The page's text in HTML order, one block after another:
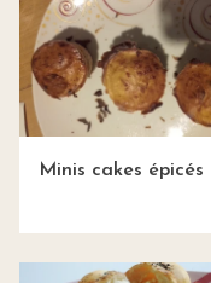
Minis cakes épicés